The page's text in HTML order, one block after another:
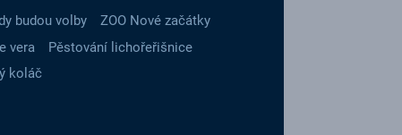
budou volby
ZOO Nové začátky
vera
Pěstování lichořeřišnice
koláč